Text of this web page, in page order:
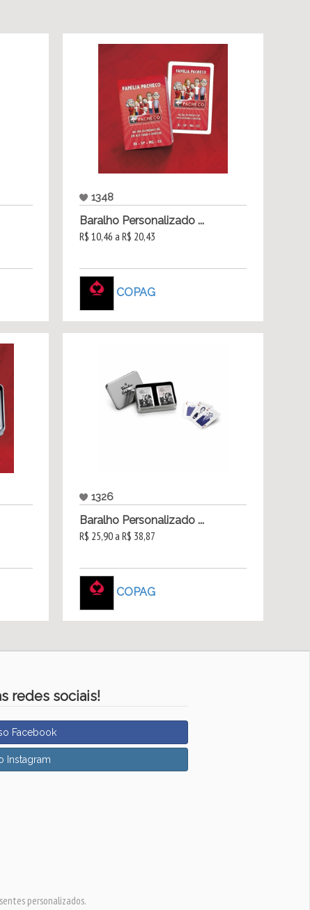
1348
Baralho Personalizado ...
R$ 10,46 a R$ 20,43
COPAG
1326
Baralho Personalizado ...
R$ 25,90 a R$ 38,87
COPAG
redes sociais!
Facebook
Instagram
personalizados.